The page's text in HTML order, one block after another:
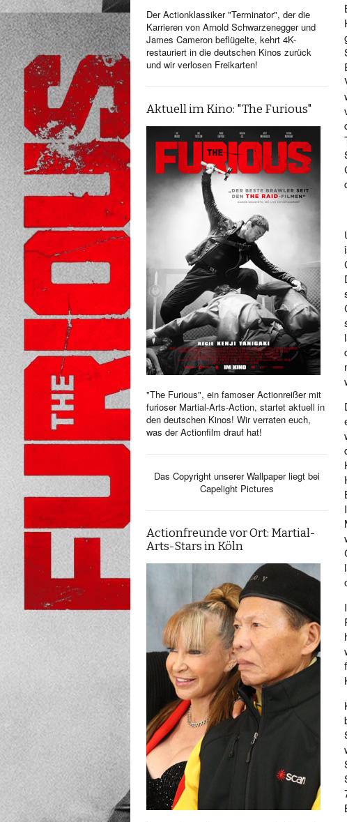
Der Actionklassiker "Terminator", der die
Karrieren von Arnold Schwarzenegger und
James Cameron beflügelte, kehrt 4K-
restauriert in die deutschen Kinos zurück
und wir verlosen Freikarten!
Aktuell im Kino: "The Furious"
"The Furious", ein famoser Actionreißer mit
furioser Martial-Arts-Action, startet aktuell in
den deutschen Kinos! Wir verraten euch,
was der Actionfilm drauf hat!
Das Copyright unserer Wallpaper liegt bei
Capelight Pictures
Actionfreunde vor Ort: Martial-
Arts-Stars in Köln